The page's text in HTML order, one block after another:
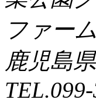
鹿児島